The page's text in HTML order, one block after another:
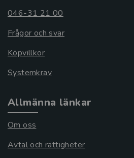
046-31 21 00
Frågor och svar
Köpvillkor
Systemkrav
Allmänna länkar
Om oss
Avtal och rättigheter